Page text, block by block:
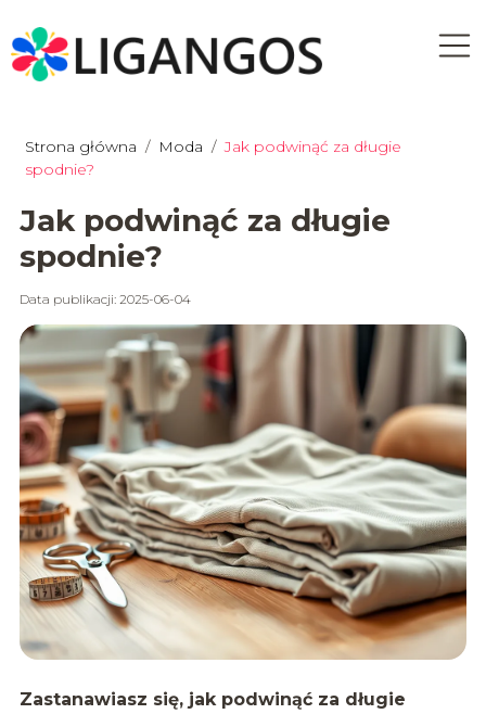
Strona główna / Moda /Jak podwinąć za długie
spodnie?
Jak podwinąć za długie
spodnie?
Data publikacji: 2025-06-04
Zastanawiasz się, jak podwinąć za długie